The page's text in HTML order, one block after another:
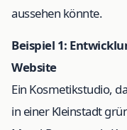
aussehen könnte.
Beispiel 1:
Website
Ein Kosmetikstudio,
in einer Kleinstadt